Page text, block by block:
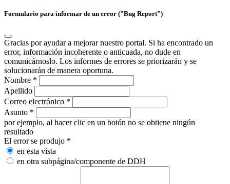
Formulario para informar de un error ("Bug Report")
Gracias por ayudar a mejorar nuestro portal. Si ha encontrado un
error, información incoherente o anticuada, no dude en
comunicárnoslo. Los informes de errores se priorizarán y se
solucionarán de manera oportuna.
Nombre *
Apellido
Correo electrónico *
Asunto *
por ejemplo, al hacer clic en un botón no se obtiene ningún
resultado
El error se produjo *
en esta vista
en otra subpágina/componente de DDH